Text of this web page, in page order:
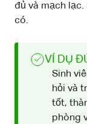
đủ và mạch lạc.
có.
VÍ DỤ
Sinh
hỏi và
tốt,
phòng